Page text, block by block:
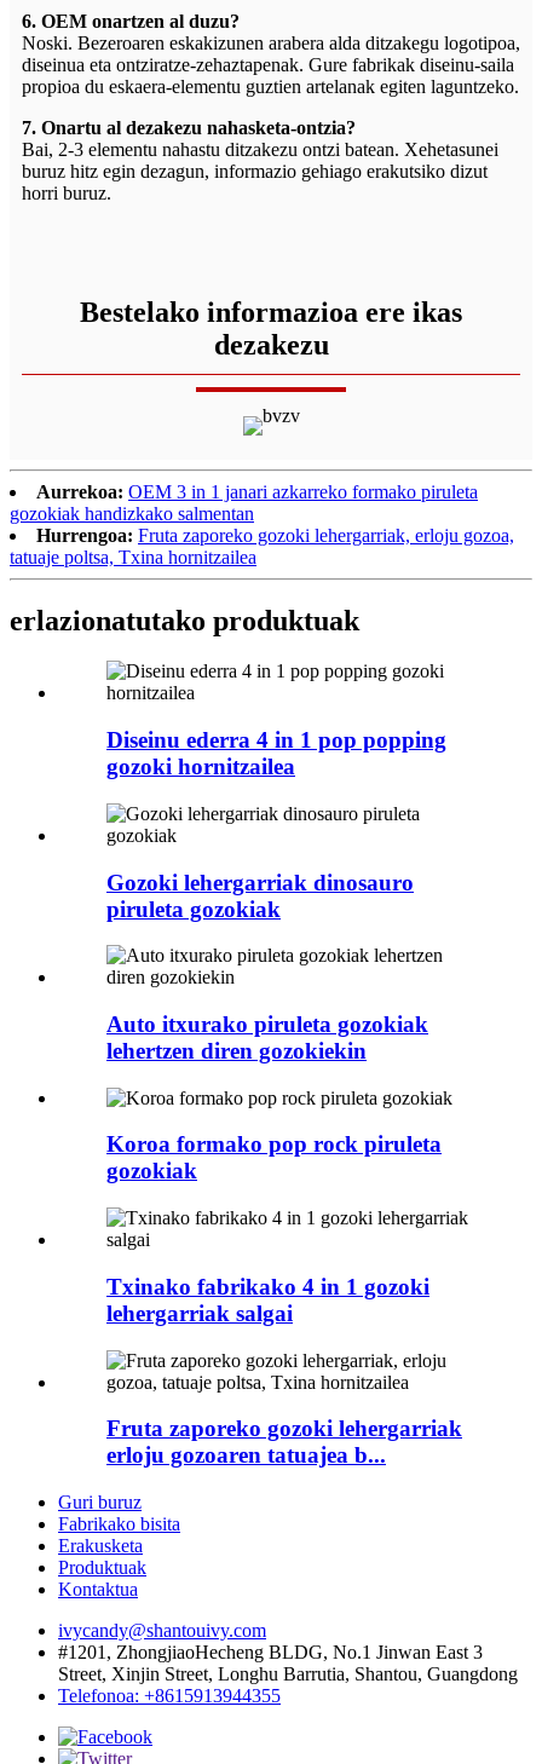
6. OEM onartzen al duzu?
Noski. Bezeroaren eskakizunen arabera alda ditzakegu logotipoa,
diseinua eta ontziratze-zehaztapenak. Gure fabrikak diseinu-saila
propioa du eskaera-elementu guztien artelanak egiten laguntzeko.
7. Onartu al dezakezu nahasketa-ontzia?
Bai, 2-3 elementu nahastu ditzakezu ontzi batean. Xehetasunei
buruz hitz egin dezagun, informazio gehiago erakutsiko dizut
horri buruz.
Bestelako informazioa ere ikas
dezakezu
Aurrekoa: OEM 3 in 1 janari azkarreko formako piruleta
gozokiak handizkako salmentan
Hurrengoa: Fruta zaporeko gozoki lehergarriak, erloju gozoa,
tatuaje poltsa, Txina hornitzailea
erlazionatutako produktuak
Diseinu ederra 4 in 1 pop popping
gozoki hornitzailea
Gozoki lehergarriak dinosauro
piruleta gozokiak
Auto itxurako piruleta gozokiak
lehertzen diren gozokiekin
Koroa formako pop rock piruleta
gozokiak
Txinako fabrikako 4 in 1 gozoki
lehergarriak salgai
Fruta zaporeko gozoki lehergarriak
erloju gozoaren tatuajea b...
Guri buruz
Fabrikako bisita
Erakusketa
Produktuak
Kontaktua
ivycandy@shantouivy.com
#1201, ZhongjiaoHecheng BLDG, No.1 Jinwan East 3
Street, Xinjin Street, Longhu Barrutia, Shantou, Guangdong
Telefonoa: +8615913944355